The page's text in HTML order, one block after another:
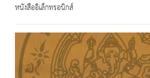
หนังสืออิเล็กทรอนิกส์